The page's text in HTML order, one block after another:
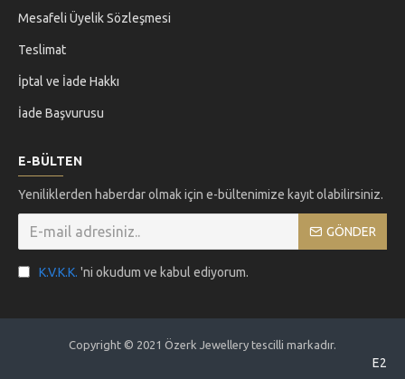
Mesafeli Üyelik Sözleşmesi
Teslimat
İptal ve İade Hakkı
İade Başvurusu
E-BÜLTEN
Yeniliklerden haberdar olmak için e-bültenimize kayıt olabilirsiniz.
GÖNDER
K.V.K.K. 'ni okudum ve kabul ediyorum.
Copyright © 2021 Özerk Jewellery tescilli markadır.
E2